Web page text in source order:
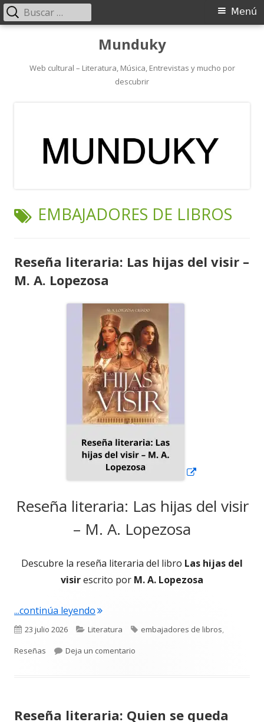
contenido
Munduky
Web cultural – Literatura, Música, Entrevistas y mucho por
descubrir
Menú
Menú
Buscar:
ETIQUETA:
EMBAJADORES DE LIBROS
Reseña literaria: Las hijas del visir –
M. A. Lopezosa
Reseña literaria: Las hijas del visir
– M. A. Lopezosa
Descubre la reseña literaria del libro Las hijas del
visirescrito por M. A. Lopezosa
...continúa leyendo"Reseña literaria: Las hijas del visir –
Publicado
el
23 julio 2026 Categorías
Literatura Etiquetas
embajadores de libros,
Reseñas
Deja un comentario
Reseña literaria: Quien se queda